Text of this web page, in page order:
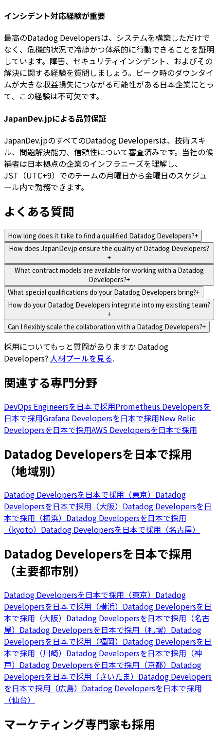
インシデント対応経験が重要
最高のDatadog Developersは、システムを構築しただけで
なく、危機的状況で冷静かつ体系的に行動できることを証明
しています。障害、セキュリティインシデント、およびその
解決に関する経験を質問しましょう。ピーク時のダウンタイ
ムが大きな収益損失につながる可能性がある日本企業にとっ
て、この経験は不可欠です。
JapanDev.jpによる品質保証
JapanDev.jpのすべてのDatadog Developersは、技術スキ
ル、問題解決能力、信頼性について審査済みです。当社の候
補者は日本拠点の企業のインフラニーズを理解し、
JST（UTC+9）でのチームの月曜日から金曜日のスケジュ
ール内で勤務できます。
よくある質問
How long does it take to find a qualified Datadog Developers?+
How does JapanDev.jp ensure the quality of Datadog Developers?
+
What contract models are available for working with a Datadog
Developers?+
What special qualifications do your Datadog Developers bring?+
How do your Datadog Developers integrate into my existing team?
+
Can I flexibly scale the collaboration with a Datadog Developers?+
採用についてもっと質問がありますか Datadog
Developers? 人材プールを見る.
関連する専門分野
DevOps Engineersを日本で採用Prometheus Developersを
日本で採用Grafana Developersを日本で採用New Relic
Developersを日本で採用AWS Developersを日本で採用
Datadog Developersを日本で採用
（地域別）
Datadog Developersを日本で採用（東京） Datadog
Developersを日本で採用（大阪） Datadog Developersを日
本で採用（横浜） Datadog Developersを日本で採用
（kyoto） Datadog Developersを日本で採用（名古屋）
Datadog Developersを日本で採用
（主要都市別）
Datadog Developersを日本で採用（東京） Datadog
Developersを日本で採用（横浜） Datadog Developersを日
本で採用（大阪） Datadog Developersを日本で採用（名古
屋） Datadog Developersを日本で採用（札幌） Datadog
Developersを日本で採用（福岡） Datadog Developersを日
本で採用（川崎） Datadog Developersを日本で採用（神
戸） Datadog Developersを日本で採用（京都） Datadog
Developersを日本で採用（さいたま） Datadog Developers
を日本で採用（広島） Datadog Developersを日本で採用
（仙台）
マーケティング専門家も採用